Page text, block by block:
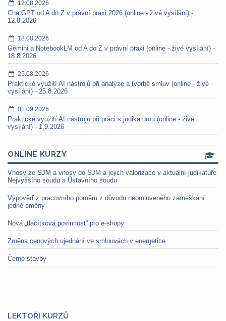
12.08.2026
ChatGPT od A do Z v právní praxi 2026 (online - živé vysílání) -
12.8.2026
18.08.2026
Gemini a NotebookLM od A do Z v právní praxi (online - živé vysílání) -
18.8.2026
25.08.2026
Praktické využití AI nástrojů při analýze a tvorbě smluv (online - živé
vysílání) - 25.8.2026
01.09.2026
Praktické využití AI nástrojů při práci s judikaturou (online - živé
vysílání) - 1.9.2026
ONLINE KURZY
Vnosy ze SJM a vnosy do SJM a jejich valorizace v aktuální judikatuře
Nejvyššího soudu a Ústavního soudu
Výpověď z pracovního poměru z důvodu neomluveného zameškání
jedné směny
Nová „tlačítková povinnost“ pro e-shopy
Změna cenových ujednání ve smlouvách v energetice
Černé stavby
LEKTOŘI KURZŮ